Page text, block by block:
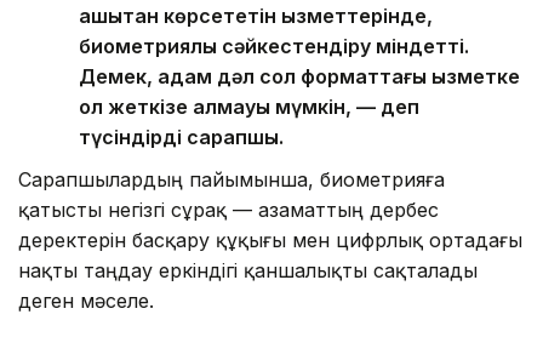
қашықтан көрсететін қызметтерінде,
биометриялық сәйкестендіру міндетті.
Демек, адам дәл сол форматтағы қызметке
қол жеткізе алмауы мүмкін, — деп
түсіндірді сарапшы.
Сарапшылардың пайымынша, биометрияға
қатысты негізгі сұрақ — азаматтың дербес
деректерін басқару құқығы мен цифрлық ортадағы
нақты таңдау еркіндігі қаншалықты сақталады
деген мәселе.